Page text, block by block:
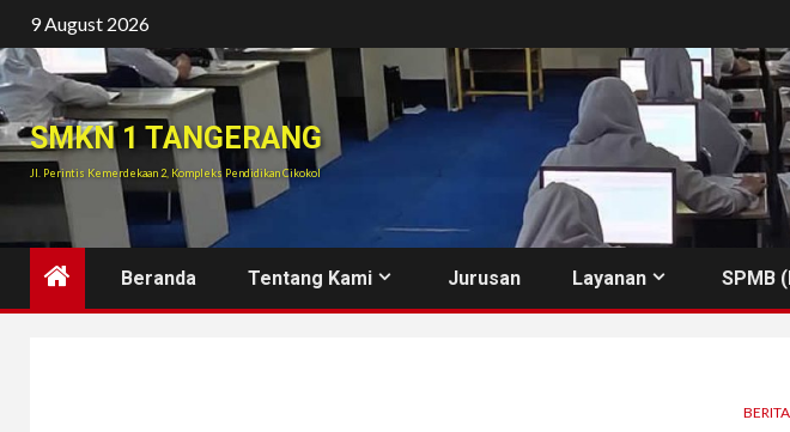
Skip
to
content
9 August 2026
SMKN 1 TANGERANG
Jl. Perintis Kemerdekaan 2, Kompleks Pendidikan Cikokol
Beranda Tentang Kami Jurusan Layanan SPMB